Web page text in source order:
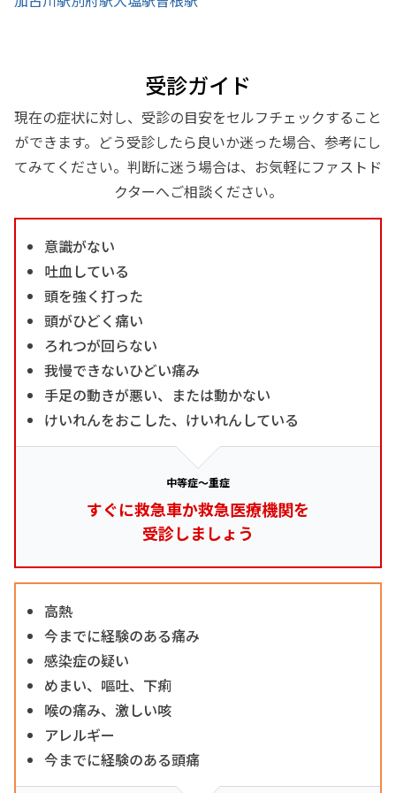
受診ガイド
現在の症状に対し、受診の目安をセルフチェックすること
ができます。どう受診したら良いか迷った場合、参考にし
てみてください。判断に迷う場合は、お気軽にファストド
クターへご相談ください。
意識がない
吐血している
頭を強く打った
頭がひどく痛い
ろれつが回らない
我慢できないひどい痛み
手足の動きが悪い、または動かない
けいれんをおこした、けいれんしている
中等症～重症
すぐに救急車か救急医療機関を
受診しましょう
高熱
今までに経験のある痛み
感染症の疑い
めまい、嘔吐、下痢
喉の痛み、激しい咳
アレルギー
今までに経験のある頭痛